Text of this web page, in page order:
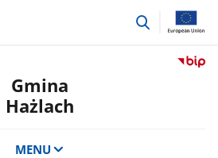
przejdź
Przejdź
Gmina
Hażlach
MENU